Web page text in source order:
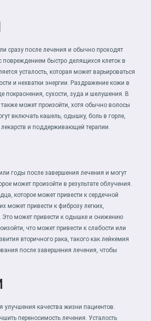
сразу после лечения и обычно проходят
повреждением быстро делящихся клеток в
усталость, которая может варьироваться
и нехватки энергии. Раздражение кожи в
покраснения, сухости, зуда и шелушения. В
может произойти, хотя обычно волосы
включать кашель, одышку, боль в горле,
и поддерживающей терапии.
годы после завершения лечения и могут
может произойти в результате облучения.
которое может привести к сердечной
может привести к фиброзу легких,
Это может привести к одышке и снижению
что может привести к слабости или
вторичного рака, такого как лейкемия
после завершения лечения, чтобы
качества жизни пациентов.
переносимость лечения. Усталость